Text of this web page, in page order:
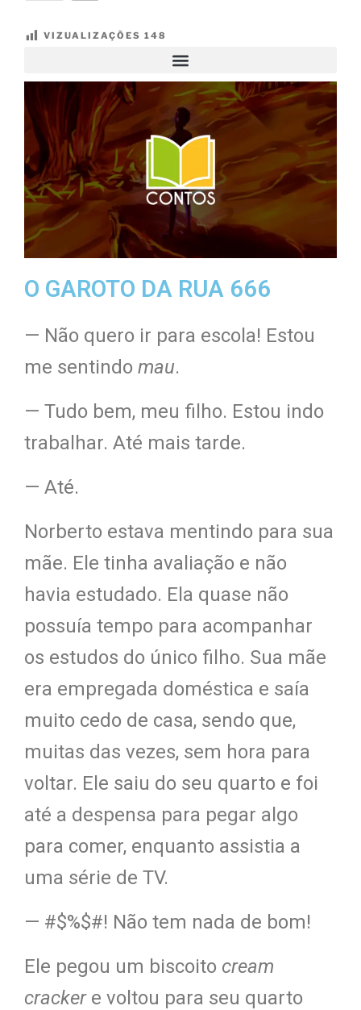
VIZUALIZAÇÕES 148
O GAROTO DA RUA 666
— Não quero ir para escola! Estou
me sentindo mau.
— Tudo bem, meu filho. Estou indo
trabalhar. Até mais tarde.
— Até.
Norberto estava mentindo para sua
mãe. Ele tinha avaliação e não
havia estudado. Ela quase não
possuía tempo para acompanhar
os estudos do único filho. Sua mãe
era empregada doméstica e saía
muito cedo de casa, sendo que,
muitas das vezes, sem hora para
voltar. Ele saiu do seu quarto e foi
até a despensa para pegar algo
para comer, enquanto assistia a
uma série de TV.
— #$%$#! Não tem nada de bom!
Ele pegou um biscoito cream
crackere voltou para seu quarto